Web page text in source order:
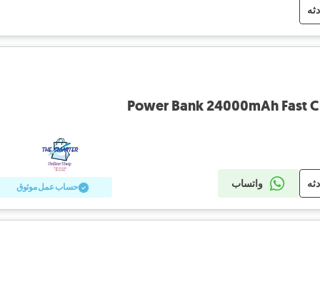
Power Bank 24000mAh Fast
واتساب حساب عمل موثوق